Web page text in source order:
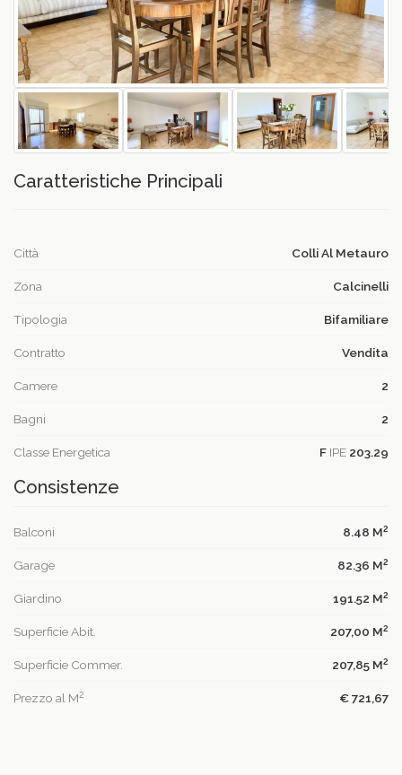
Caratteristiche Principali
Città Colli Al Metauro
Zona Calcinelli
Tipologia Bifamiliare
Contratto Vendita
Camere 2
Bagni 2
Classe Energetica F IPE 203.29
Consistenze
Balconi 8.48 M2
Garage 82.36 M2
Giardino 191.52 M2
Superficie Abit. 207,00 M2
Superficie Commer. 207,85 M2
Prezzo al M2 € 721,67